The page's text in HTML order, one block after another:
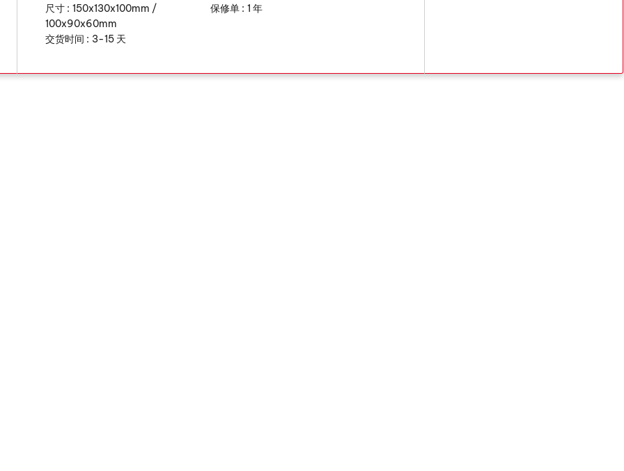
尺寸 : 150x130x100mm /
100x90x60mm
保修单 : 1 年
交货时间 : 3-15 天